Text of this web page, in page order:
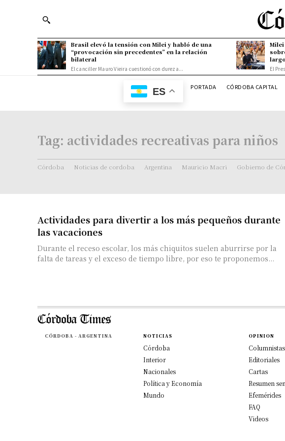
Brasil elevó la tensión con Milei y habló de una
“provocación sin precedentes” en la relación
bilateral
El canciller Mauro Vieira cuestionó con dureza...
Milei
El
ES PORTADA CÓRDOBA CAPITAL
Tag: actividades recreativas para niños
Córdoba Noticias de cordoba Argentina Mauricio Macri Gobierno de
Actividades para divertir a los más pequeños durante
las vacaciones
Durante el receso escolar, los más chiquitos suelen aburrirse por la
falta de tareas y el exceso de tiempo libre, por eso te proponemos...
CÓRDOBA - ARGENTINA NOTICIAS
Córdoba
Interior
Nacionales
Política y Economía
Mundo
OPINION
Columnistas
Editoriales
Cartas
Resumen
Efemérides
FAQ
Videos